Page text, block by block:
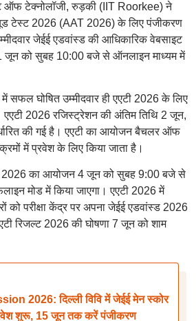
ऑफ टेक्नोलॉजी, रुड़की (IIT Roorkee) ने
टेस्ट 2026 (AAT 2026) के लिए पंजीकरण
जेईई एडवांस्ड की आधिकारिक वेबसाइट
जून को सुबह 10:00 बजे से ऑनलाइन माध्यम में
घोषित उम्मीदवार ही एएटी 2026 के लिए
2026 रजिस्ट्रेशन की अंतिम तिथि 2 जून,
की गई है। एएटी का आयोजन बैचलर ऑफ
में प्रवेश के लिए किया जाता है।
2026 का आयोजन 4 जून को सुबह 9:00 बजे से
मोड में किया जाएगा। एएटी 2026 में
को परीक्षा केंद्र पर अपना जेईई एडवांस्ड 2026
रिजल्ट 2026 की घोषणा 7 जून को शाम
2026: दिल्ली विवि में जेईई मेन स्कोर
शुरू, 15 जून तक करें पंजीकरण